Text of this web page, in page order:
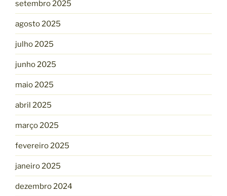
setembro 2025
agosto 2025
julho 2025
junho 2025
maio 2025
abril 2025
março 2025
fevereiro 2025
janeiro 2025
dezembro 2024